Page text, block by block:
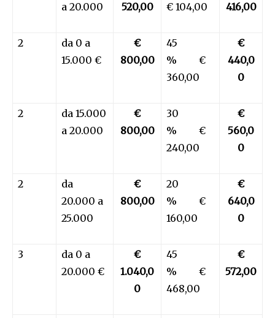
a 20.000
520,00
€ 104,00
416,00
2
da 0 a
15.000 €
€
800,00
45
% €
360,00
€
440,0
0
2
da 15.000
a 20.000
€
800,00
30
% €
240,00
€
560,0
0
2
da
20.000 a
25.000
€
800,00
20
% €
160,00
€
640,0
0
3
da 0 a
20.000 €
€
1.040,0
0
45
% €
468,00
€
572,00